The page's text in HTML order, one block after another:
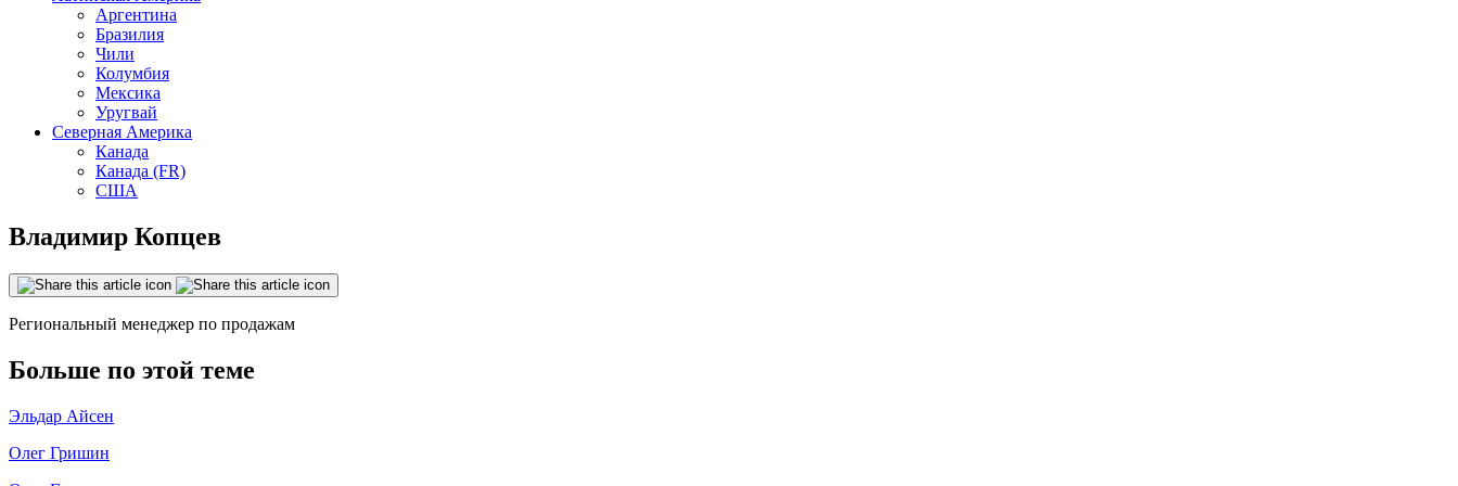
Аргентина
Бразилия
Чили
Колумбия
Мексика
Уругвай
Северная Америка
Канада
Канада (FR)
США
Владимир Копцев
Региональный менеджер по продажам
Больше по этой теме
Эльдар Айсен
Олег Гришин